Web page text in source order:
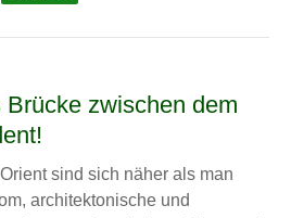
zwischen dem
sind sich näher als man
architektonische und